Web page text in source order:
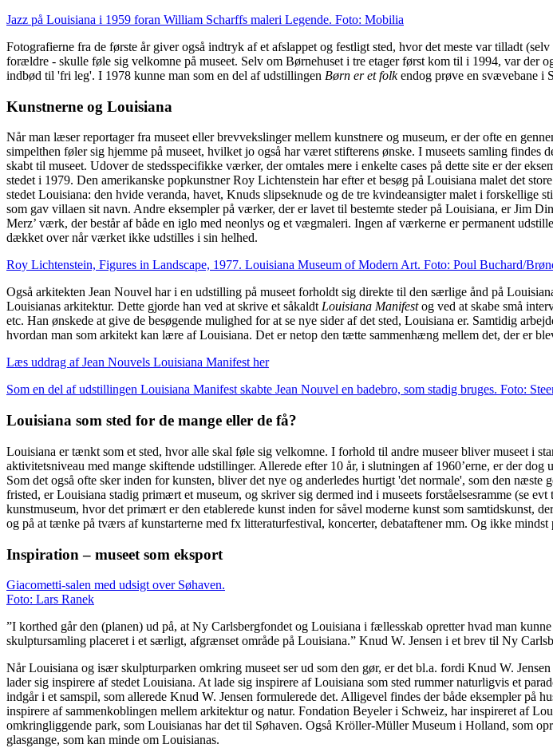
Jazz på Louisiana i 1959 foran William Scharffs maleri Legende. Foto: Mobilia
Fotografierne fra de første år giver også indtryk af et afslappet og festligt sted, hvor det meste var tilladt
forældre - skulle føle sig velkomne på museet. Selv om Børnehuset i tre etager først kom til i 1994, var der
indbød til 'fri leg'. I 1978 kunne man som en del af udstillingen Børn er et folkendog prøve en svævebane i
Kunstnerne og Louisiana
Når man læser reportager fra museet eller brevvekslinger mellem kunstnere og museum, er der ofte en
simpelthen føler sig hjemme på museet, hvilket jo også har været stifterens ønske. I museets samling
skabt til museet. Udover de stedsspecifikke værker, der omtales mere i enkelte cases på dette site er der
stedet i 1979. Den amerikanske popkunstner Roy Lichtenstein har efter et besøg på Louisiana malet det store
stedet Louisiana: den hvide veranda, havet, Knuds slipseknude og de tre kvindeansigter malet i
som gav villaen sit navn. Andre eksempler på værker, der er lavet til bestemte steder på Louisiana, er Jim
Merz’ værk, der består af både en iglo med neonlys og et vægmaleri. Ingen af værkerne er permanent
dækket over når værket ikke udstilles i sin helhed.
Roy Lichtenstein, Figures in Landscape, 1977. Louisiana Museum of Modern Art. Foto: Poul Buchard/
Også arkitekten Jean Nouvel har i en udstilling på museet forholdt sig direkte til den særlige ånd på
Louisianas arkitektur. Dette gjorde han ved at skrive et såkaldt Louisiana Manifestog ved at skabe små
etc. Han ønskede at give de besøgende mulighed for at se nye sider af det sted, Louisiana er. Samtidig
hvordan man som arkitekt kan lære af Louisiana. Det er netop den tætte sammenhæng mellem det, der er
Læs uddrag af Jean Nouvels Louisiana Manifest her
Som en del af udstillingen Louisiana Manifest skabte Jean Nouvel en badebro, som stadig bruges. Foto:
Louisiana som sted for de mange eller de få?
Louisiana er tænkt som et sted, hvor alle skal føle sig velkomne. I forhold til andre museer bliver museet i
aktivitetsniveau med mange skiftende udstillinger. Allerede efter 10 år, i slutningen af 1960’erne, er der
Som det også ofte sker inden for kunsten, bliver det nye og anderledes hurtigt 'det normale', som den
fristed, er Louisiana stadig primært et museum, og skriver sig dermed ind i museets forståelsesramme (se
kunstmuseum, hvor det primært er den etablerede kunst inden for såvel moderne kunst som samtidskunst,
og på at tænke på tværs af kunstarterne med fx litteraturfestival, koncerter, debataftener mm. Og ikke
Inspiration – museet som eksport
Giacometti-salen med udsigt over Søhaven.
Foto: Lars Ranek
”I korthed går den (planen) ud på, at Ny Carlsbergfondet og Louisiana i fællesskab opretter hvad man
skulptursamling placeret i et særligt, afgrænset område på Louisiana.” Knud W. Jensen i et brev til Ny
Når Louisiana og især skulpturparken omkring museet ser ud som den gør, er det bl.a. fordi Knud W.
lader sig inspirere af stedet Louisiana. At lade sig inspirere af Louisiana som sted rummer naturligvis et
indgår i et samspil, som allerede Knud W. Jensen formulerede det. Alligevel findes der både eksempler på
inspirere af sammenkoblingen mellem arkitektur og natur. Fondation Beyeler i Schweiz, har inspireret af
omkringliggende park, som Louisianas har det til Søhaven. Også Kröller-Müller Museum i Holland, som
glasgange, som kan minde om Louisianas.